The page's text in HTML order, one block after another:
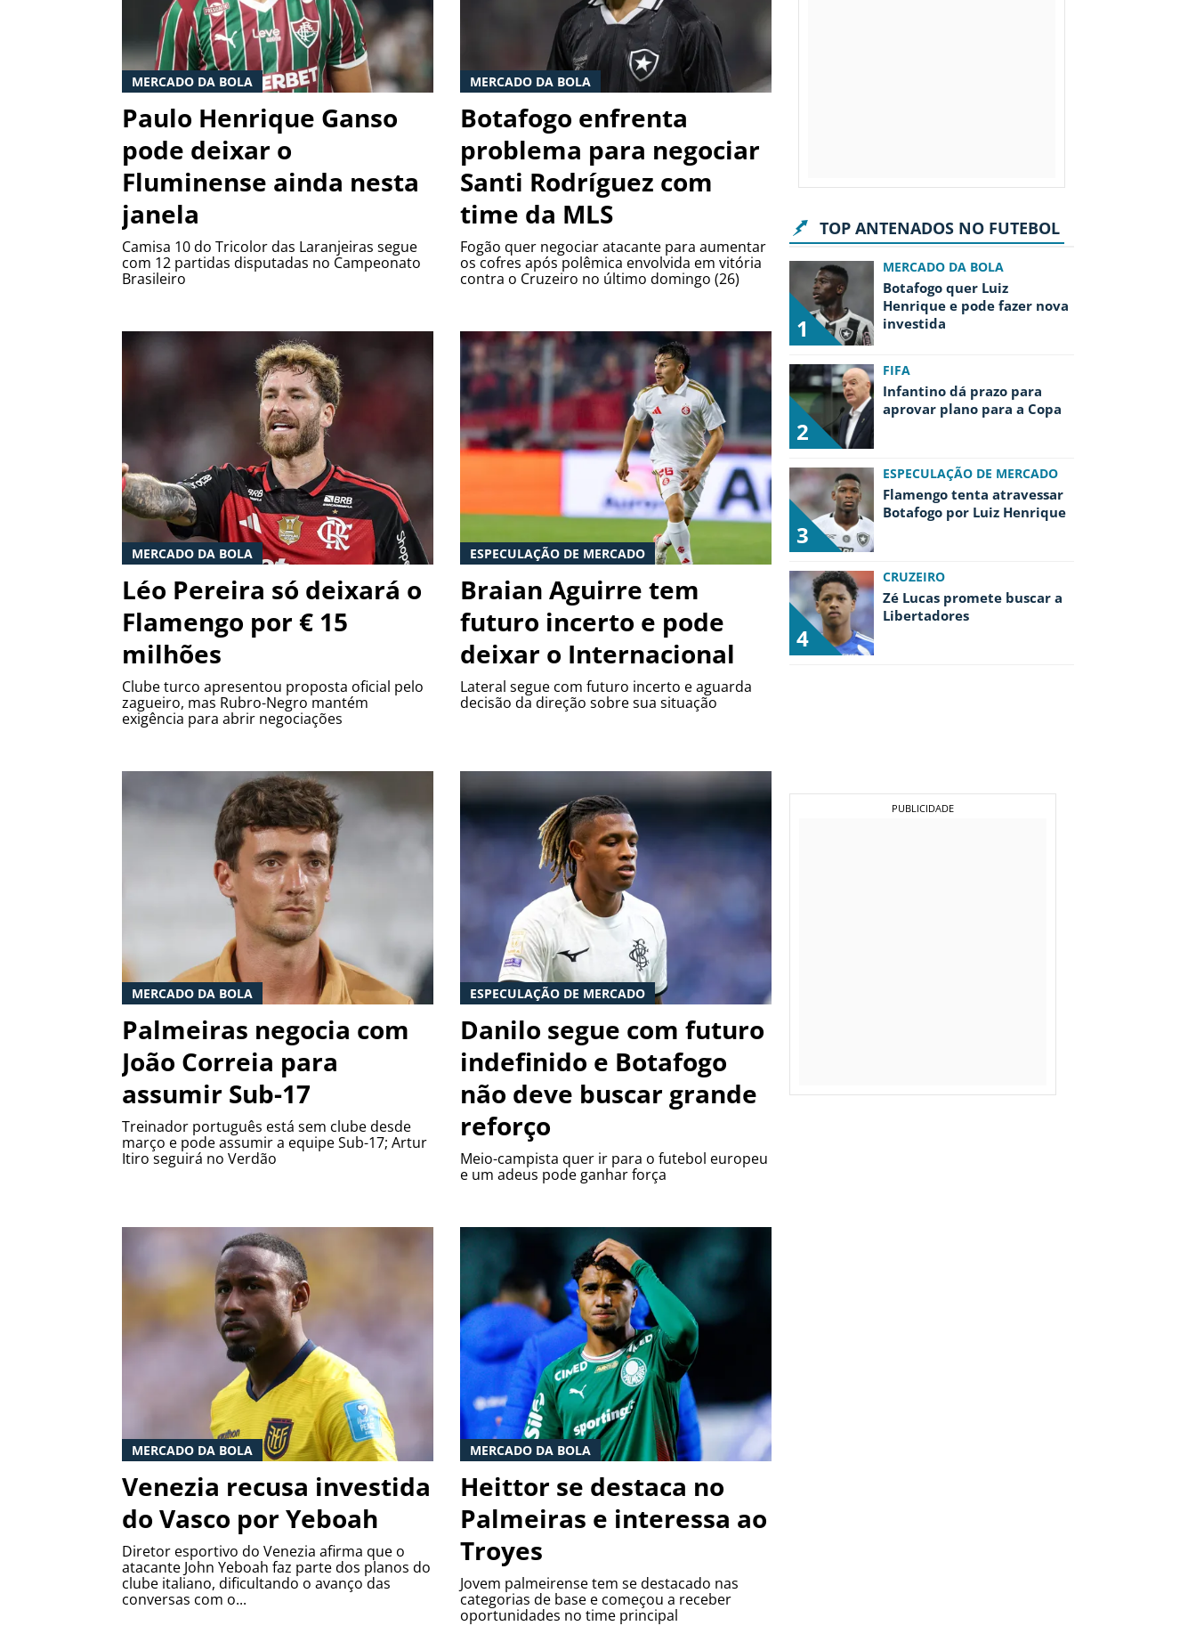
MERCADO DA BOLA
Paulo Henrique Ganso
pode deixar o
Fluminense ainda nesta
janela
Camisa 10 do Tricolor das Laranjeiras segue
com 12 partidas disputadas no Campeonato
Brasileiro
MERCADO DA BOLA
Botafogo enfrenta
problema para negociar
Santi Rodríguez com
time da MLS
Fogão quer negociar atacante para aumentar
os cofres após polêmica envolvida em vitória
contra o Cruzeiro no último domingo (26)
MERCADO DA BOLA
Léo Pereira só deixará o
Flamengo por € 15
milhões
Clube turco apresentou proposta oficial pelo
zagueiro, mas Rubro-Negro mantém
exigência para abrir negociações
ESPECULAÇÃO DE MERCADO
Braian Aguirre tem
futuro incerto e pode
deixar o Internacional
Lateral segue com futuro incerto e aguarda
decisão da direção sobre sua situação
MERCADO DA BOLA
Palmeiras negocia com
João Correia para
assumir Sub-17
Treinador português está sem clube desde
março e pode assumir a equipe Sub-17; Artur
Itiro seguirá no Verdão
ESPECULAÇÃO DE MERCADO
Danilo segue com futuro
indefinido e Botafogo
não deve buscar grande
reforço
Meio-campista quer ir para o futebol europeu
e um adeus pode ganhar força
MERCADO DA BOLA
Venezia recusa investida
do Vasco por Yeboah
Diretor esportivo do Venezia afirma que o
atacante John Yeboah faz parte dos planos do
clube italiano, dificultando o avanço das
conversas com o...
MERCADO DA BOLA
Heittor se destaca no
Palmeiras e interessa ao
Troyes
Jovem palmeirense tem se destacado nas
categorias de base e começou a receber
oportunidades no time principal
TOP ANTENADOS NO FUTEBOL
1
MERCADO DA BOLA
Botafogo quer Luiz
Henrique e pode fazer nova
investida
2
FIFA
Infantino dá prazo para
aprovar plano para a Copa
3
ESPECULAÇÃO DE MERCADO
Flamengo tenta atravessar
Botafogo por Luiz Henrique
4
CRUZEIRO
Zé Lucas promete buscar a
Libertadores